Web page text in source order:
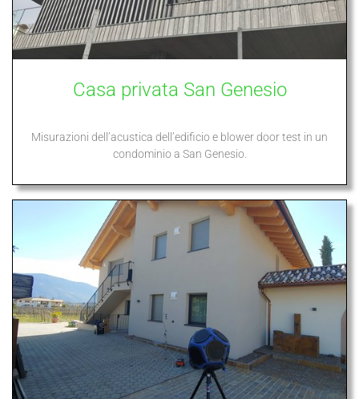
Casa privata San Genesio
Misurazioni dell’acustica dell’edificio e blower door test in un
condominio a San Genesio.